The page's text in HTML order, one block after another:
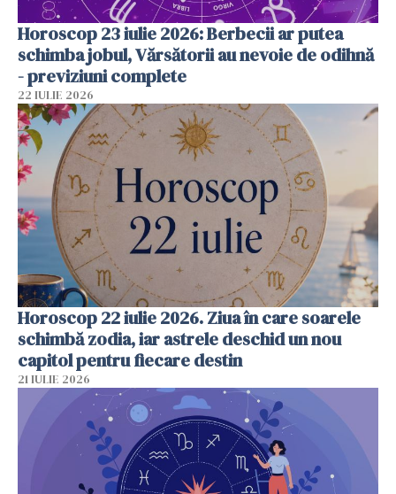
Horoscop 23 iulie 2026: Berbecii ar putea
schimba jobul, Vărsătorii au nevoie de odihnă
- previziuni complete
22 IULIE 2026
Horoscop 22 iulie 2026. Ziua în care soarele
schimbă zodia, iar astrele deschid un nou
capitol pentru fiecare destin
21 IULIE 2026